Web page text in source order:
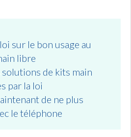
sur le bon usage au
libre
solutions de kits main
par la loi
de ne plus
le téléphone